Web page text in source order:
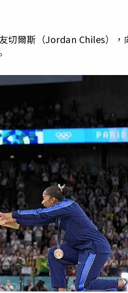
切爾斯（Jordan Chiles），